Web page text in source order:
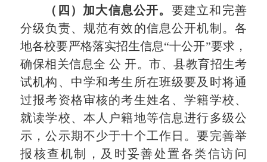
（四）加大信息公开。 要建立和完善
分级负责、规范有效的信息公开机制。各
地各校要严格落实招生信息“十公开”要求，
确保相关信息全 公 开。市、县教育招生考
试机构 、 中学和考生所在班级要及时将通
过报考资格审核的考生姓名、学籍学校、
就读学校、本人户籍地等信息进行多级公
示 ，公示期不少于十个工作日 。要完善举
报核查机制，及时妥善处置各类信访问